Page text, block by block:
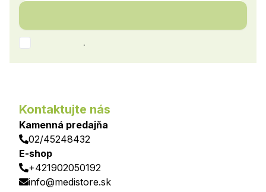
.
Kontaktujte nás
Kamenná predajňa
02/45248432
E-shop
+421902050192
info@medistore.sk